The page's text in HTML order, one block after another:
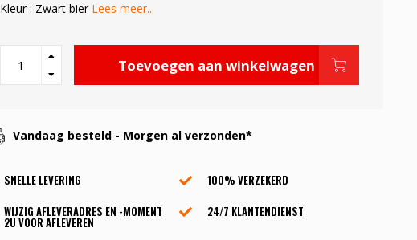
Kleur : Zwart bier Lees meer..
Toevoegen aan winkelwagen
Vandaag besteld - Morgen al verzonden*
SNELLE LEVERING
100% VERZEKERD
WIJZIG AFLEVERADRES EN -MOMENT
2U VOOR AFLEVEREN
24/7 KLANTENDIENST